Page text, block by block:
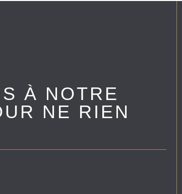
À NOTRE
NE RIEN